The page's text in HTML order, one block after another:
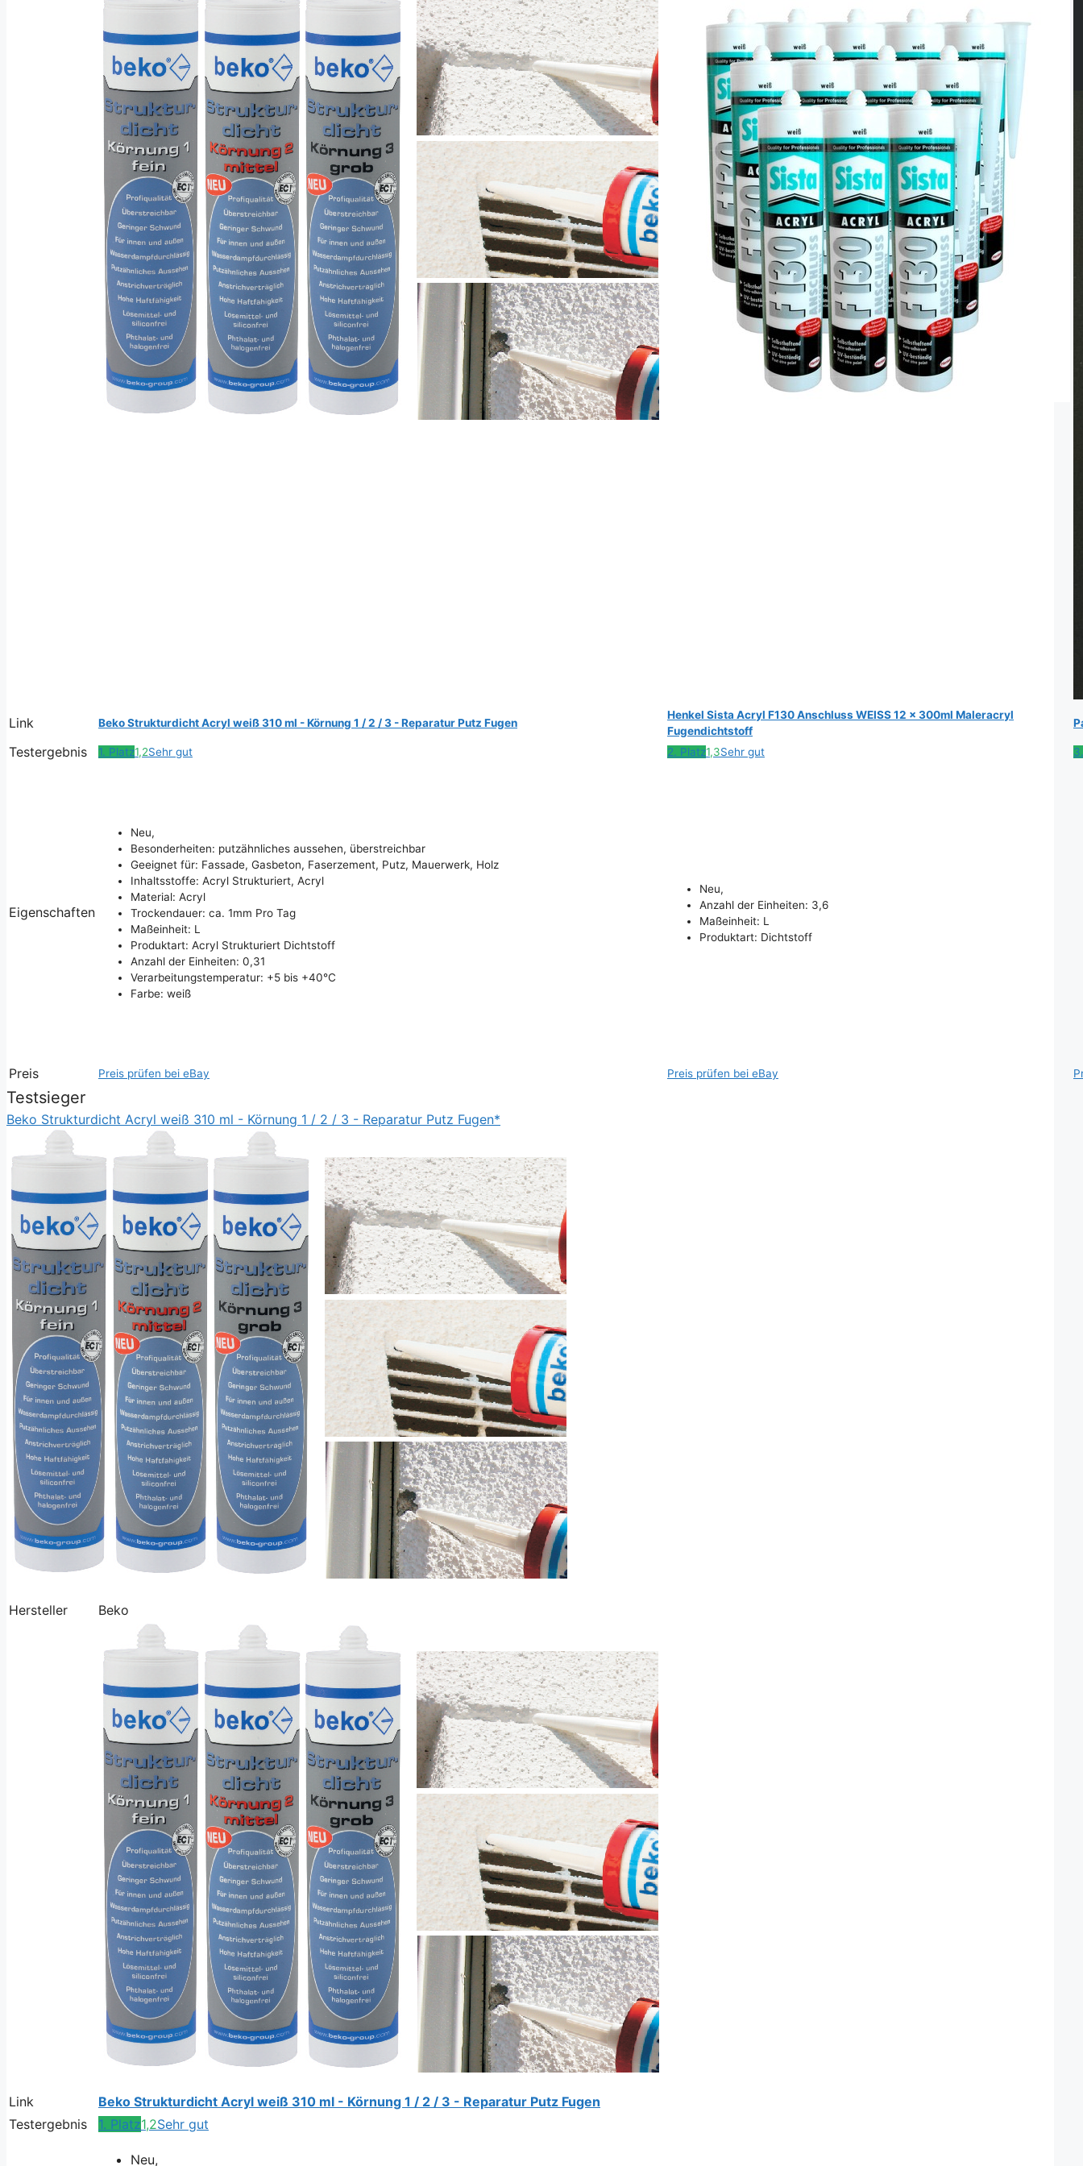
Link Beko Strukturdicht Acryl weiß 310 ml - Körnung 1 / 2 / 3 - Reparatur Putz Fugen
Henkel Sista Acryl F130 Anschluss WEISS 12 x 300ml Maleracryl
Fugendichtstoff
Testergebnis 1. Platz1,2Sehr gut 2. Platz1,3Sehr gut
Eigenschaften
Neu,
Besonderheiten: putzähnliches aussehen, überstreichbar
Geeignet für: Fassade, Gasbeton, Faserzement, Putz, Mauerwerk, Holz
Inhaltsstoffe: Acryl Strukturiert, Acryl
Material: Acryl
Trockendauer: ca. 1mm Pro Tag
Maßeinheit: L
Produktart: Acryl Strukturiert Dichtstoff
Anzahl der Einheiten: 0,31
Verarbeitungstemperatur: +5 bis +40°C
Farbe: weiß
Neu,
Anzahl der Einheiten: 3,6
Maßeinheit: L
Produktart: Dichtstoff
Preis Preis prüfen bei eBay Preis prüfen bei eBay
Testsieger
Beko Strukturdicht Acryl weiß 310 ml - Körnung 1 / 2 / 3 - Reparatur Putz Fugen*
Hersteller Beko
Link
Beko Strukturdicht Acryl weiß 310 ml - Körnung 1 / 2 / 3 - Reparatur Putz Fugen
Testergebnis
1. Platz1,2Sehr gut
Neu,